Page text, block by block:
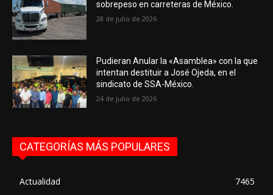
sobrepeso en carreteras de México.
28 de julio de 2026
Pudieran Anular la «Asamblea» con la que
intentan destituir a José Ojeda, en el
sindicato de SSA-México.
24 de julio de 2026
CATEGORÍAS MÁS POPULARES
Actualidad
7465